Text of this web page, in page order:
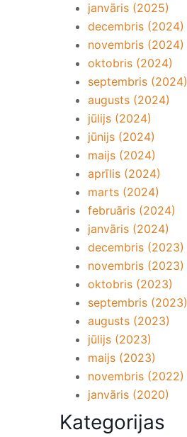
janvāris (2025)
decembris (2024)
novembris (2024)
oktobris (2024)
septembris (2024)
augusts (2024)
jūlijs (2024)
jūnijs (2024)
maijs (2024)
aprīlis (2024)
marts (2024)
februāris (2024)
janvāris (2024)
decembris (2023)
novembris (2023)
oktobris (2023)
septembris (2023)
augusts (2023)
jūlijs (2023)
maijs (2023)
novembris (2022)
janvāris (2020)
Kategorijas